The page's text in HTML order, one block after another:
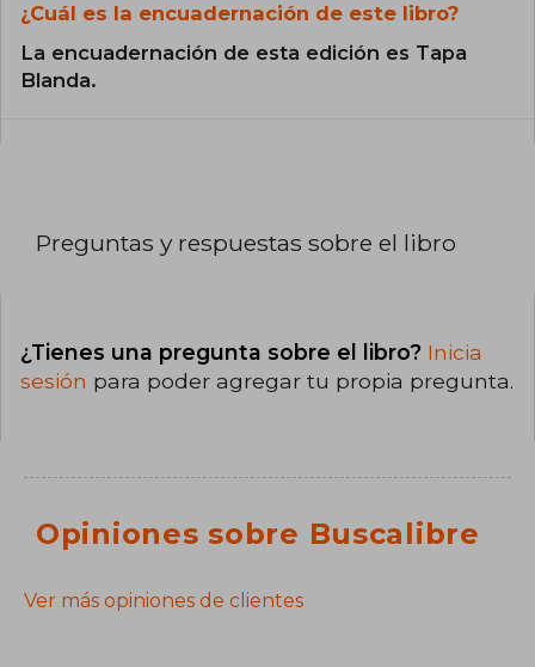
¿Cuál es la encuadernación de este libro?
La encuadernación de esta edición es Tapa
Blanda.
Preguntas y respuestas sobre el libro
¿Tienes una pregunta sobre el libro? Inicia
sesión para poder agregar tu propia pregunta.
Opiniones sobre Buscalibre
Ver más opiniones de clientes